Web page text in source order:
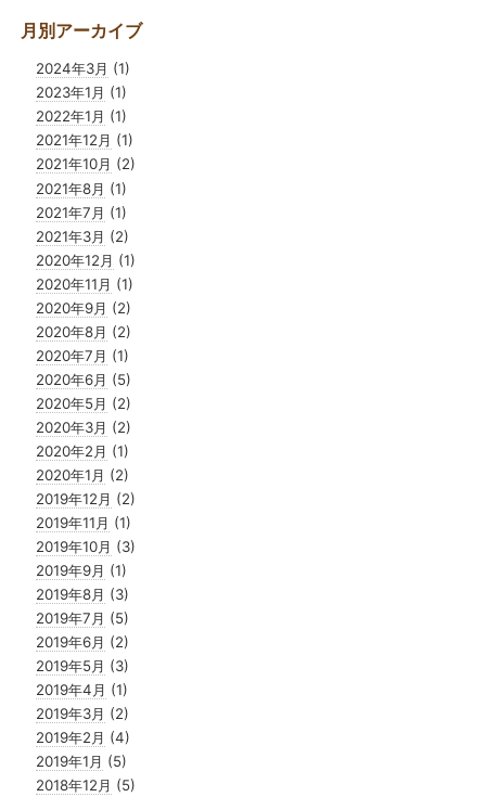
月別アーカイブ
2024年3月 (1)
2023年1月 (1)
2022年1月 (1)
2021年12月 (1)
2021年10月 (2)
2021年8月 (1)
2021年7月 (1)
2021年3月 (2)
2020年12月 (1)
2020年11月 (1)
2020年9月 (2)
2020年8月 (2)
2020年7月 (1)
2020年6月 (5)
2020年5月 (2)
2020年3月 (2)
2020年2月 (1)
2020年1月 (2)
2019年12月 (2)
2019年11月 (1)
2019年10月 (3)
2019年9月 (1)
2019年8月 (3)
2019年7月 (5)
2019年6月 (2)
2019年5月 (3)
2019年4月 (1)
2019年3月 (2)
2019年2月 (4)
2019年1月 (5)
2018年12月 (5)